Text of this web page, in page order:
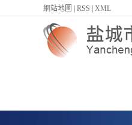
網站地圖 RSS XML